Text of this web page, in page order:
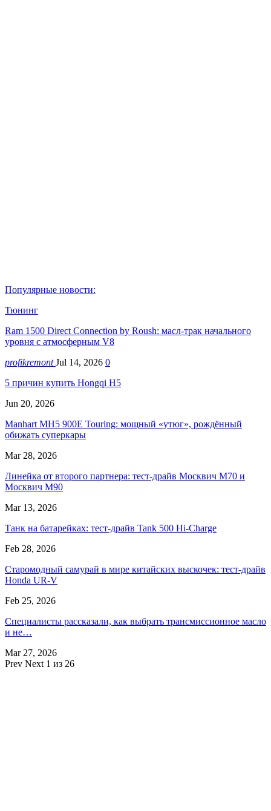
Популярные новости:
Тюнинг
Ram 1500 Direct Connection by Roush: масл-трак начального
уровня с атмосферным V8
profikremontJul 14, 2026 0
5 причин купить Hongqi H5
Jun 20, 2026
Manhart MH5 900E Touring: мощный «утюг», рождённый
обижать суперкары
Mar 28, 2026
Линейка от второго партнера: тест-драйв Москвич М70 и
Москвич М90
Mar 13, 2026
Танк на батарейках: тест-драйв Tank 500 Hi-Charge
Feb 28, 2026
Старомодный самурай в мире китайских выскочек: тест-драйв
Honda UR-V
Feb 25, 2026
Специалисты рассказали, как выбрать трансмиссионное масло
и не…
Mar 27, 2026
Prev Next 1 из 26